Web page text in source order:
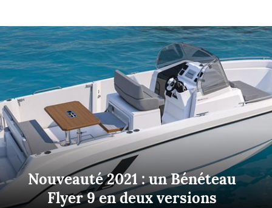
Nouveauté 2021 : un Bénéteau
Flyer 9 en deux versions